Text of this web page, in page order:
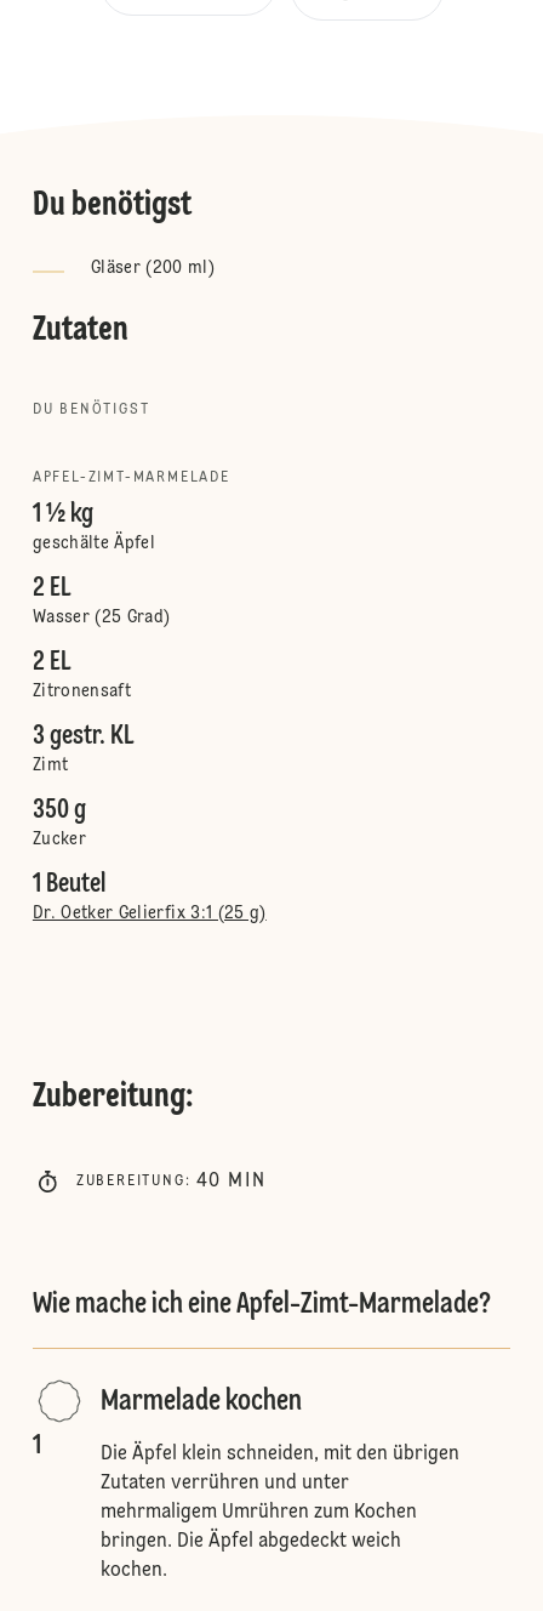
Du benötigst
Gläser (200 ml)
Zutaten
DU BENÖTIGST
APFEL-ZIMT-MARMELADE
1 ½ kg
geschälte Äpfel
2 EL
Wasser (25 Grad)
2 EL
Zitronensaft
3 gestr. KL
Zimt
350 g
Zucker
1 Beutel
Dr. Oetker Gelierfix 3:1 (25 g)
Zubereitung:
ZUBEREITUNG : 40 MIN
Wie mache ich eine Apfel-Zimt-Marmelade?
1
Marmelade kochen
Die Äpfel klein schneiden, mit den übrigen
Zutaten verrühren und unter
mehrmaligem Umrühren zum Kochen
bringen. Die Äpfel abgedeckt weich
kochen.